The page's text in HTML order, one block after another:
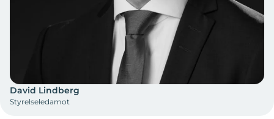
David Lindberg
Styrelseledamot